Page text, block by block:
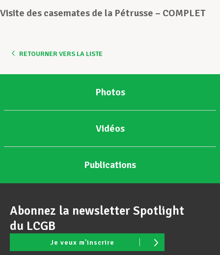
Assistance en vie privée
Développement professionnel
Visite des casemates de la Pétrusse – COMPLET
RETOURNER VERS LA LISTE
Photos
Vidéos
Publications
Abonnez la newsletter Spotlight
du LCGB
Je veux m'inscrire